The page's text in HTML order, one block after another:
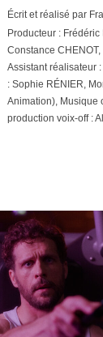
Écrit et réalisé par
Producteur :
Constance
Assistant réalisateur
: Sophie RÉNIER,
Animation), Musique
production voix-off :